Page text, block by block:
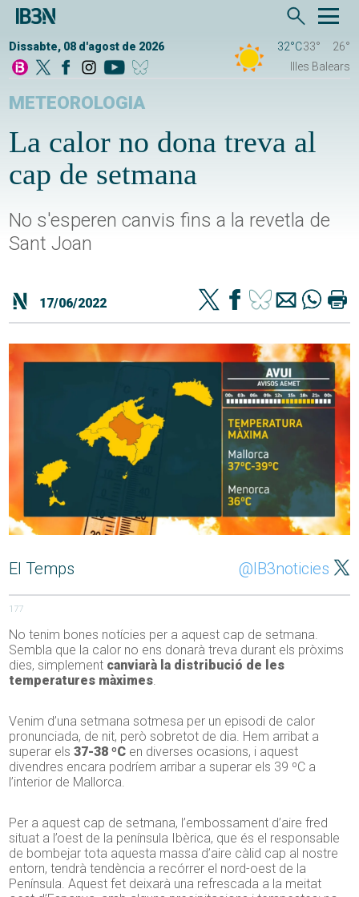
Dissabte, 08 d'agost de 2026 32°C33°
26°
Illes Balears
METEOROLOGIA
La calor no dona treva al
cap de setmana
No s'esperen canvis fins a la revetla de
Sant Joan
17/06/2022
El Temps @IB3noticies
177
No tenim bones notícies per a aquest cap de setmana.
Sembla que la calor no ens donarà treva durant els pròxims
dies, simplement canviarà la distribució de les
temperatures màximes.
Venim d’una setmana sotmesa per un episodi de calor
pronunciada, de nit, però sobretot de dia. Hem arribat a
superar els37-38 ºC en diverses ocasions, i aquest
divendres encara podríem arribar a superar els 39 ºC a
l’interior de Mallorca.
Per a aquest cap de setmana, l’embossament d’aire fred
situat a l’oest de la península Ibèrica, que és el responsable
de bombejar tota aquesta massa d’aire càlid cap al nostre
entorn, tendrà tendència a recórrer el nord-oest de la
Península. Aquest fet deixarà una refrescada a la meitat